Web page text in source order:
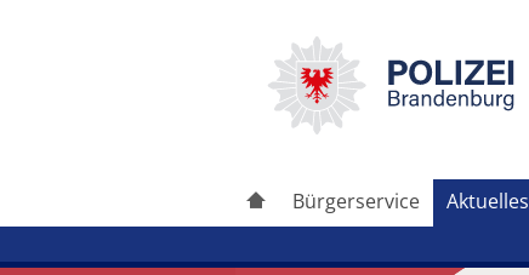
Bürgerservice Aktuelles